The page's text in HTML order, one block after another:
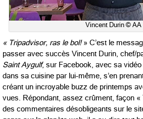
Vincent Durin © AA
« Tripadvisor, ras le bol!» C’est le
passer avec succès Vincent Durin, chef/
Saint Aygulf, sur Facebook, avec sa vidéo
dans sa cuisine par lui-même, s’en
créant un incroyable buzz de printemps
vues. Répondant, assez crûment, façon
des commentaires désobligeants sur le